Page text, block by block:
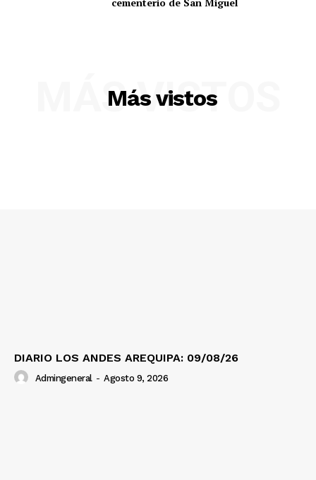
Más vistos
MÁS VISTOS
DIARIO LOS ANDES AREQUIPA: 09/08/26
Admingeneral - Agosto 9, 2026